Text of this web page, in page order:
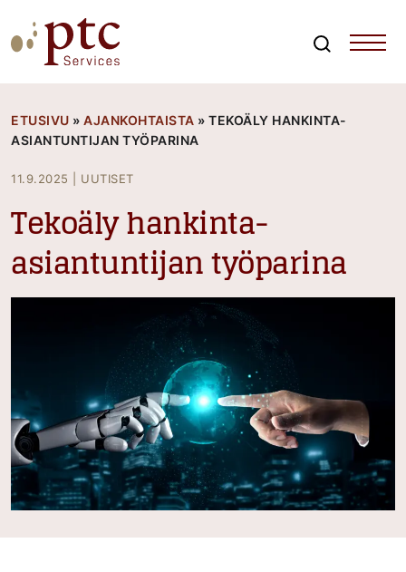
to
content
ETUSIVU » AJANKOHTAISTA » TEKOÄLY HANKINTA-
ASIANTUNTIJAN TYÖPARINA
11.9.2025 UUTISET
Tekoäly hankinta-
asiantuntijan työparina